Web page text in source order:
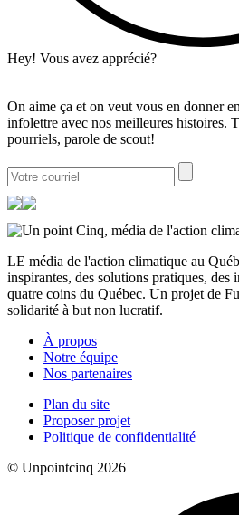
Hey! Vous avez apprécié?
On aime ça et on veut vous en donner
infolettre avec nos meilleures histoires.
pourriels, parole de scout!
LE média de l'action climatique au
inspirantes, des solutions pratiques,
quatre coins du Québec. Un projet de
solidarité à but non lucratif.
À propos
Notre équipe
Nos partenaires
Plan du site
Proposer projet
Politique de confidentialité
© Unpointcinq 2026